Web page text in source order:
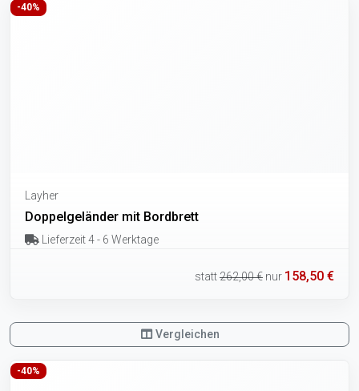
-40%
Layher
Doppelgeländer mit Bordbrett
Lieferzeit 4 - 6 Werktage
statt262,00 € nur 158,50 €
Vergleichen
-40%